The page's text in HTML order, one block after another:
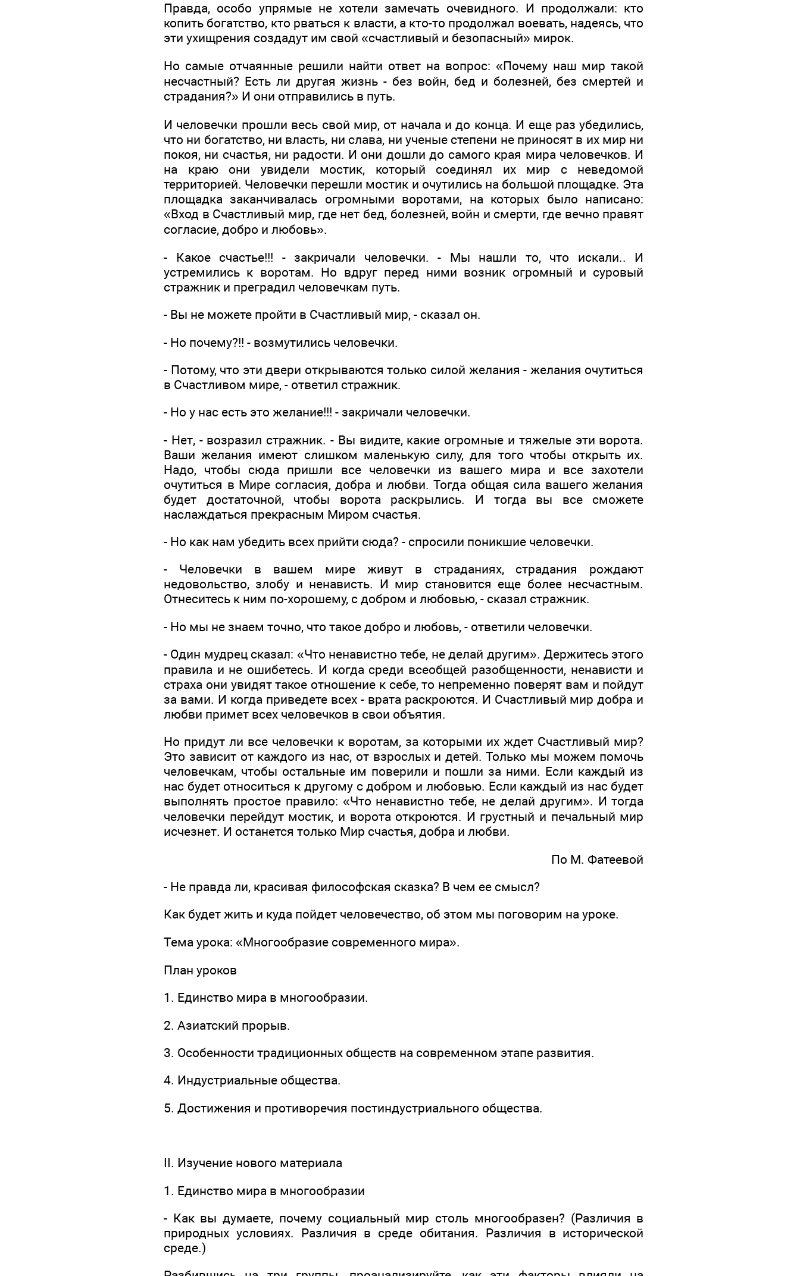
Правда, особо упрямые не хотели замечать очевидного. И продолжали: кто
копить богатство, кто рваться к власти, а кто-то продолжал воевать, надеясь, что
эти ухищрения создадут им свой «счастливый и безопасный» мирок.
Но самые отчаянные решили найти ответ на вопрос: «Почему наш мир такой
несчастный? Есть ли другая жизнь - без войн, бед и болезней, без смертей и
страдания?» И они отправились в путь.
И человечки прошли весь свой мир, от начала и до конца. И еще раз убедились,
что ни богатство, ни власть, ни слава, ни ученые степени не приносят в их мир ни
покоя, ни счастья, ни радости. И они дошли до самого края мира человечков. И
на краю они увидели мостик, который соединял их мир с неведомой
территорией. Человечки перешли мостик и очутились на большой площадке. Эта
площадка заканчивалась огромными воротами, на которых было написано:
«Вход в Счастливый мир, где нет бед, болезней, войн и смерти, где вечно правят
согласие, добро и любовь».
- Какое счастье!!! - закричали человечки. - Мы нашли то, что искали.. И
устремились к воротам. Но вдруг перед ними возник огромный и суровый
стражник и преградил человечкам путь.
- Вы не можете пройти в Счастливый мир, - сказал он.
- Но почему?!! - возмутились человечки.
- Потому, что эти двери открываются только силой желания - желания очутиться
в Счастливом мире, - ответил стражник.
- Но у нас есть это желание!!! - закричали человечки.
- Нет, - возразил стражник. - Вы видите, какие огромные и тяжелые эти ворота.
Ваши желания имеют слишком маленькую силу, для того чтобы открыть их.
Надо, чтобы сюда пришли все человечки из вашего мира и все захотели
очутиться в Мире согласия, добра и любви. Тогда общая сила вашего желания
будет достаточной, чтобы ворота раскрылись. И тогда вы все сможете
наслаждаться прекрасным Миром счастья.
- Но как нам убедить всех прийти сюда? - спросили поникшие человечки.
- Человечки в вашем мире живут в страданиях, страдания рождают
недовольство, злобу и ненависть. И мир становится еще более несчастным.
Отнеситесь к ним по-хорошему, с добром и любовью, - сказал стражник.
- Но мы не знаем точно, что такое добро и любовь, - ответили человечки.
- Один мудрец сказал: «Что ненавистно тебе, не делай другим». Держитесь этого
правила и не ошибетесь. И когда среди всеобщей разобщенности, ненависти и
страха они увидят такое отношение к себе, то непременно поверят вам и пойдут
за вами. И когда приведете всех - врата раскроются. И Счастливый мир добра и
любви примет всех человечков в свои объятия.
Но придут ли все человечки к воротам, за которыми их ждет Счастливый мир?
Это зависит от каждого из нас, от взрослых и детей. Только мы можем помочь
человечкам, чтобы остальные им поверили и пошли за ними. Если каждый из
нас будет относиться к другому с добром и любовью. Если каждый из нас будет
выполнять простое правило: «Что ненавистно тебе, не делай другим». И тогда
человечки перейдут мостик, и ворота откроются. И грустный и печальный мир
исчезнет. И останется только Мир счастья, добра и любви.
По М. Фатеевой
- Не правда ли, красивая философская сказка? В чем ее смысл?
Как будет жить и куда пойдет человечество, об этом мы поговорим на уроке.
Тема урока: «Многообразие современного мира».
План уроков
1. Единство мира в многообразии.
2. Азиатский прорыв.
3. Особенности традиционных обществ на современном этапе развития.
4. Индустриальные общества.
5. Достижения и противоречия постиндустриального общества.
II. Изучение нового материала
1. Единство мира в многообразии
- Как вы думаете, почему социальный мир столь многообразен? (Различия в
природных условиях. Различия в среде обитания. Различия в исторической
среде.)